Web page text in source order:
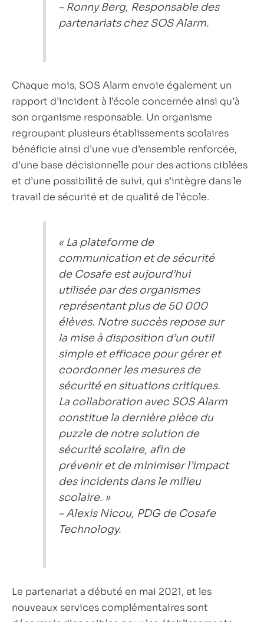
– Ronny Berg, Responsable des
partenariats chez SOS Alarm.
Chaque mois, SOS Alarm envoie également un
rapport d’incident à l’école concernée ainsi qu’à
son organisme responsable. Un organisme
regroupant plusieurs établissements scolaires
bénéficie ainsi d’une vue d’ensemble renforcée,
d’une base décisionnelle pour des actions ciblées
et d’une possibilité de suivi, qui s’intègre dans le
travail de sécurité et de qualité de l’école.
« La plateforme de
communication et de sécurité
de Cosafe est aujourd’hui
utilisée par des organismes
représentant plus de 50 000
élèves. Notre succès repose sur
la mise à disposition d’un outil
simple et efficace pour gérer et
coordonner les mesures de
sécurité en situations critiques.
La collaboration avec SOS Alarm
constitue la dernière pièce du
puzzle de notre solution de
sécurité scolaire, afin de
prévenir et de minimiser l’impact
des incidents dans le milieu
scolaire. »
– Alexis Nicou, PDG de Cosafe
Technology.
Le partenariat a débuté en mai 2021, et les
nouveaux services complémentaires sont